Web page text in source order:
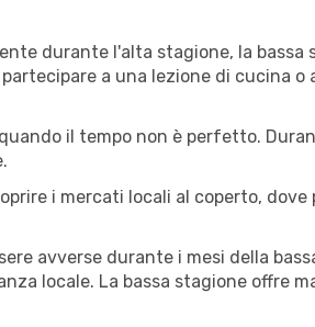
durante l'alta stagione, la bassa
a una lezione di cucina o
il tempo non è perfetto.
i mercati locali al coperto,
avverse durante i mesi della
locale. La bassa stagione offre